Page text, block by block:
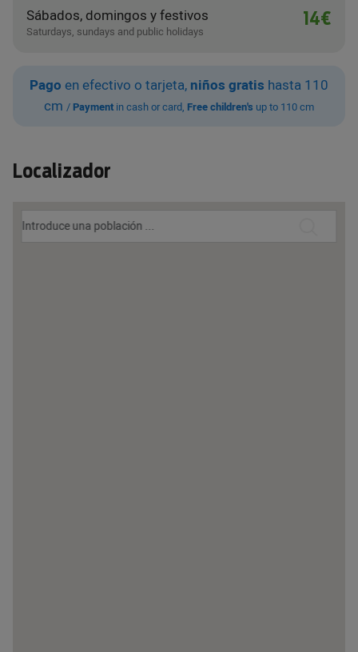
14€
Sábados, domingos y festivos
Saturdays, sundays and public holidays
Pago en efectivo o tarjeta, niños gratis hasta 110
cm / Payment in cash or card, Free children's up to 110 cm
Localizador